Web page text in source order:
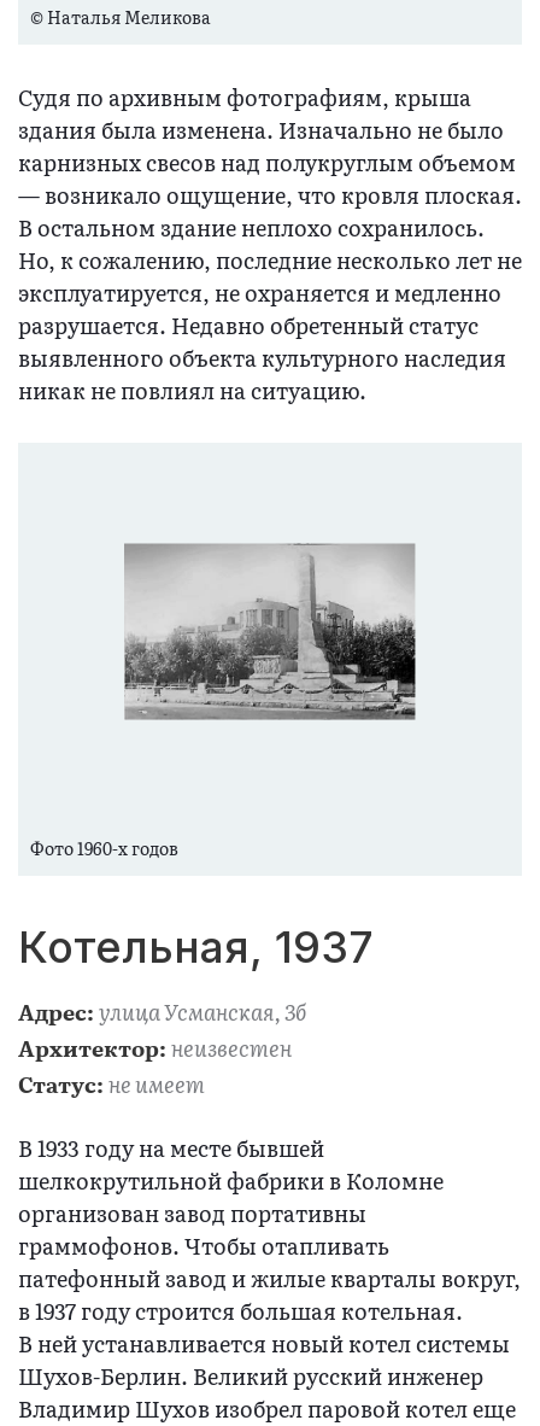
© Наталья Меликова
Судя по архивным фотографиям, крыша
здания была изменена. Изначально не было
карнизных свесов над полукруглым объемом
— возникало ощущение, что кровля плоская.
В остальном здание неплохо сохранилось.
Но, к сожалению, последние несколько лет не
эксплуатируется, не охраняется и медленно
разрушается. Недавно обретенный статус
выявленного объекта культурного наследия
никак не повлиял на ситуацию.
Фото 1960-х годов
Котельная, 1937
Адрес: улица Усманская, 3б
Архитектор: неизвестен
Статус: не имеет
В 1933 году на месте бывшей
шелкокрутильной фабрики в Коломне
организован завод портативны
граммофонов. Чтобы отапливать
патефонный завод и жилые кварталы вокруг,
в 1937 году строится большая котельная.
В ней устанавливается новый котел системы
Шухов-Берлин. Великий русский инженер
Владимир Шухов изобрел паровой котел еще